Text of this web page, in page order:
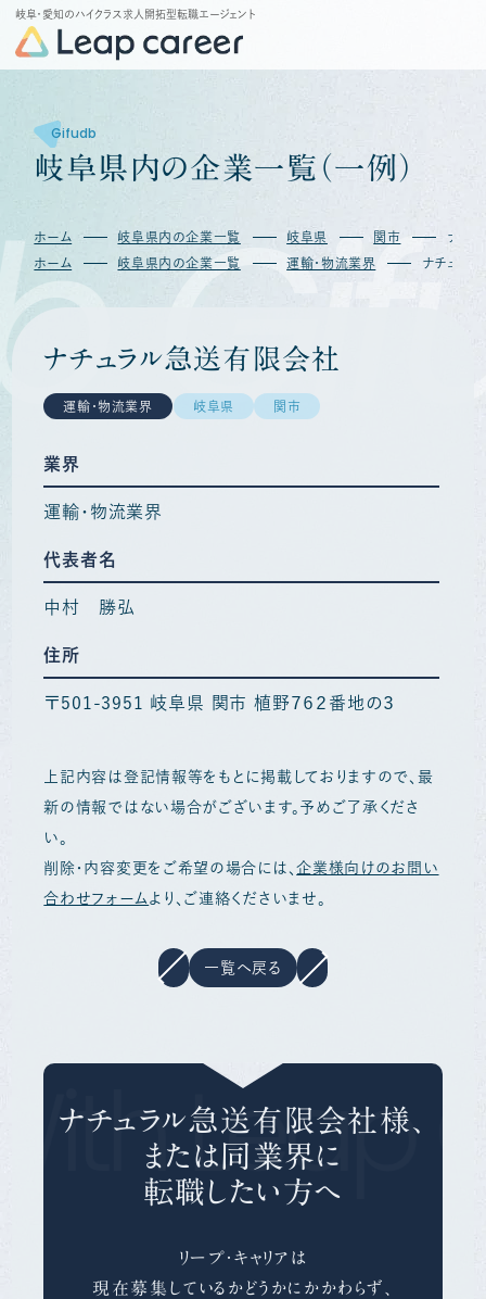
岐阜・愛知のハイクラス求人開拓型転職エージェント
Gifudb
岐阜県 内の企業一覧 （ 一例 ）
ホーム 岐阜県内の企業一覧 岐阜県 関市
ナチ
ホーム
岐阜県内の企業一覧 運輸・物流業界 ナチュラ
ナチュラル急送有限会社
運輸・物流業界 岐阜県 関市
業界
運輸・物流業界
代表者名
中村 勝弘
住所
〒501-3951 岐阜県 関市 植野７６２番地の３
上記内容は登記情報等をもとに掲載しておりますので、最
新の情報ではない場合がございます。予めご了承くださ
い。
削除・内容変更をご希望の場合には、企業様向けのお問い
合わせフォーム より、ご連絡くださいませ。
一覧へ戻る
Leap
ナチュラル急送有限会社様、
または同業界に
転職したい方へ
リープ・キャリアは
現在募集しているかどうかにかかわらず、